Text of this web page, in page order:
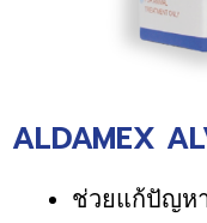
ALDAMEX
ช่วยแก้ปัญห